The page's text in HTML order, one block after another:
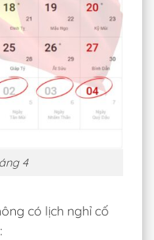
4
có lịch nghỉ cố